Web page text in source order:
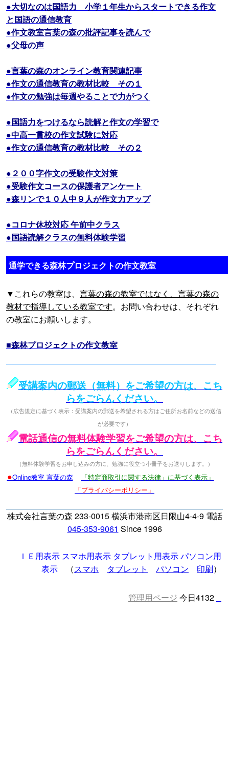
●大切なのは国語力 小学１年生からスタートできる作文
と国語の通信教育
●作文教室言葉の森の批評記事を読んで
●父母の声
●言葉の森のオンライン教育関連記事
●作文の通信教育の教材比較 その１
●作文の勉強は毎週やることで力がつく
●国語力をつけるなら読解と作文の学習で
●中高一貫校の作文試験に対応
●作文の通信教育の教材比較 その２
●２００字作文の受験作文対策
●受験作文コースの保護者アンケート
●森リンで１０人中９人が作文力アップ
●コロナ休校対応 午前中クラス
●国語読解クラスの無料体験学習
通学できる森林プロジェクトの作文教室
▼これらの教室は、 言葉の森の教室ではなく、言葉の森の
教材で指導している教室です。お問い合わせは、それぞれ
の教室にお願いします。
■森林プロジェクトの作文教室
受講案内の郵送（無料）をご希望の方は、こち
らをごらんください。
（広告規定に基づく表示：受講案内の郵送を希望される方はご住所お名前などの送信
が必要です）
電話通信の無料体験学習をご希望の方は、こち
らをごらんください。
（無料体験学習をお申し込みの方に、勉強に役立つ小冊子をお送りします。）
●Online教室 言葉の森
「特定商取引に関する法律」に基づく表示」
「プライバシーポリシー」
株式会社言葉の森 233-0015 横浜市港南区日限山4-4-9 電話
045-353-9061 Since 1996
ＩＥ用表示 スマホ用表示 タブレット用表示パソコン用
表示 （スマホ タブレット パソコン 印刷）
管理用ページ 今日4132